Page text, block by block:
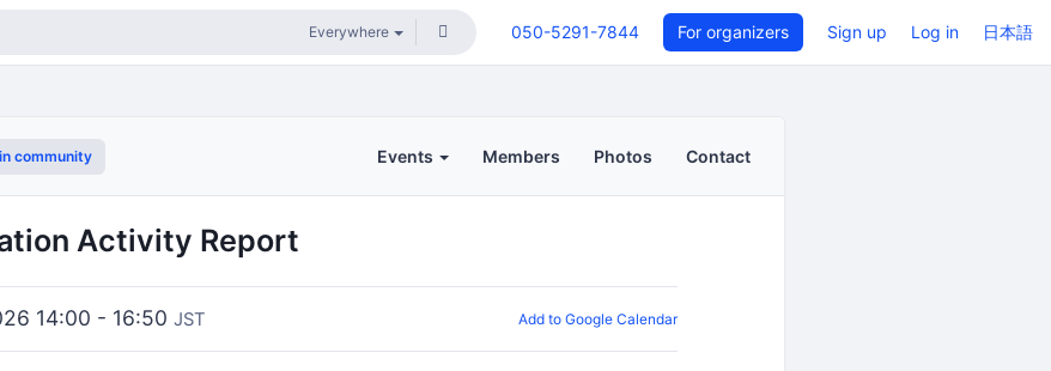
050-5291-7844 For organizers Sign up Log in 日本語
community Events Members Photos Contact
Activity Report
14:00 - 16:50 JST Add to Google Calendar